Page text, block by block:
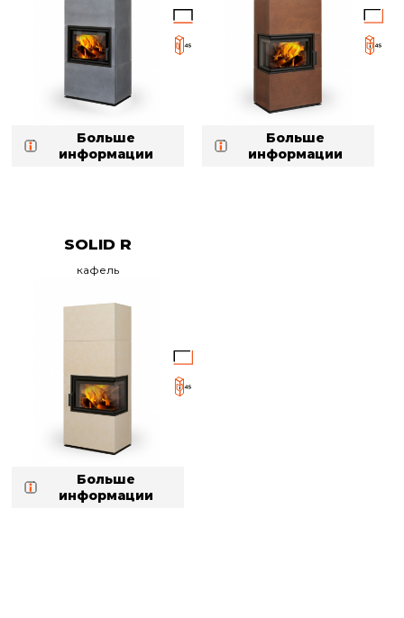
Больше
информации
Больше
информации
SOLID R
кафель
Больше
информации